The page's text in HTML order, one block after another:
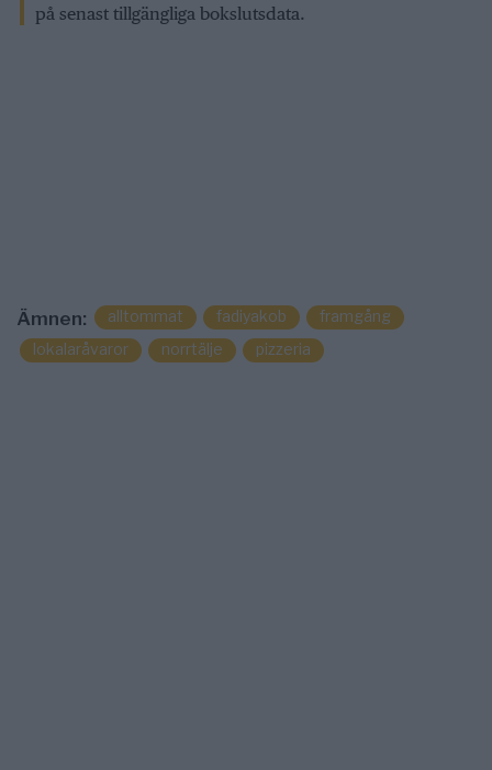
på senast tillgängliga bokslutsdata.
Ämnen: alltommat fadiyakob
framgång
lokalaråvaror
norrtälje pizzeria